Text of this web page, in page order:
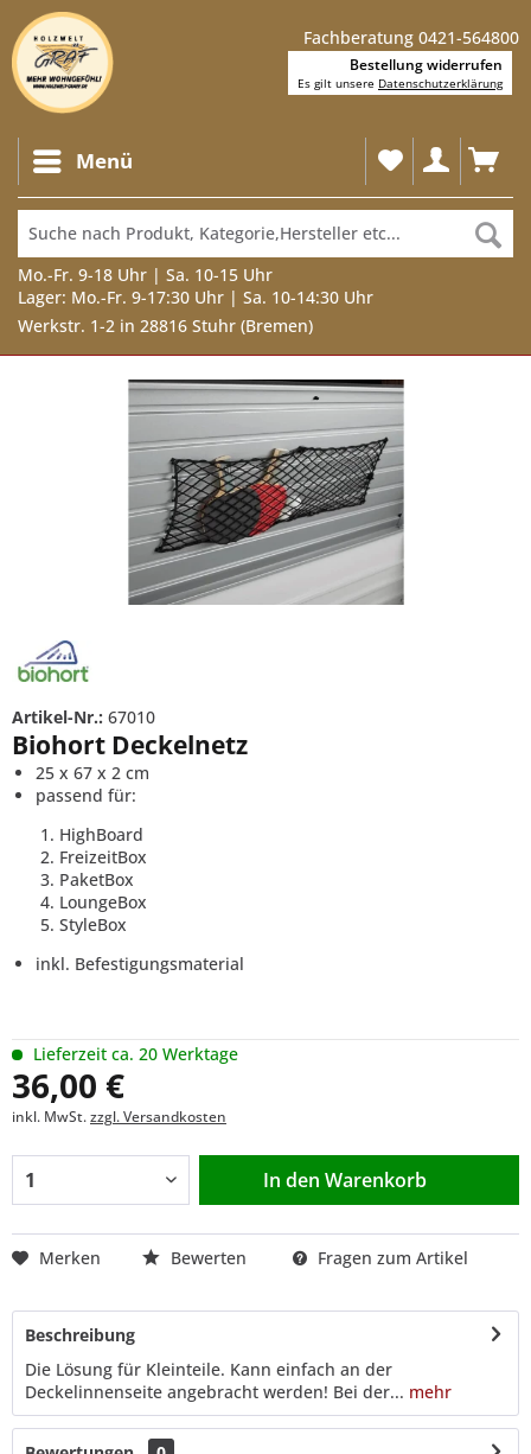
Fachberatung 0421-564800
Menü
Mo.-Fr. 9-18 Uhr | Sa. 10-15 Uhr
Lager: Mo.-Fr. 9-17:30 Uhr | Sa. 10-14:30 Uhr
Werkstr. 1-2 in 28816 Stuhr (Bremen)
Artikel-Nr.: 67010
Biohort Deckelnetz
25 x 67 x 2 cm
passend für:
HighBoard
FreizeitBox
PaketBox
LoungeBox
StyleBox
inkl. Befestigungsmaterial
Lieferzeit ca. 20 Werktage
36,00 €
inkl. MwSt.zzgl. Versandkosten
In den Warenkorb
Merken Bewerten Fragen zum Artikel
Beschreibung
Die Lösung für Kleinteile. Kann einfach an der
Deckelinnenseite angebracht werden! Bei der... mehr
Bestellung widerrufen
Es gilt unsere Datenschutzerklärung